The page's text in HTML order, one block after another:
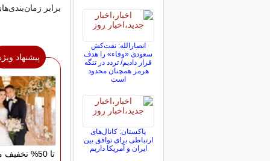
برابر
پیشنهاد
تا 50%
انصارالله: نفت‌کش
سعودی «وفاء» را هدف
قرار دادیم/ تردد در تنگه
هرمز همچنان محدود
است
پاکستان: کانال‌های
ارتباطی برای توافق بین
ایران و آمریکا داریم